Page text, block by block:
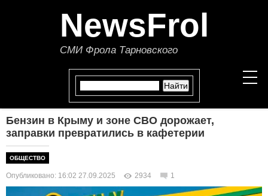
NewsFrol
СМИ Фрола Тарновского
НОВОСТИ
ПОЛИТИКА
Бензин в Крыму и зоне СВО дорожает,
заправки превратились в кафетерии
ОБЩЕСТВО
Опубликовано: 16:02 27.09.2025 2934 1